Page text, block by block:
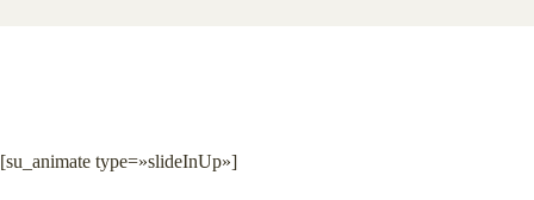
[su_animate type=»slideInUp»]